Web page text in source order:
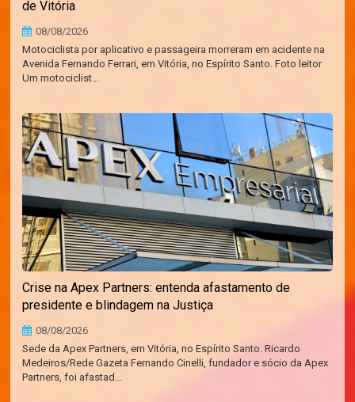
de Vitória
08/08/2026
Motociclista por aplicativo e passageira morreram em acidente na
Avenida Fernando Ferrari, em Vitória, no Espírito Santo. Foto leitor
Um motociclist...
Crise na Apex Partners: entenda afastamento de
presidente e blindagem na Justiça
08/08/2026
Sede da Apex Partners, em Vitória, no Espírito Santo. Ricardo
Medeiros/Rede Gazeta Fernando Cinelli, fundador e sócio da Apex
Partners, foi afastad...